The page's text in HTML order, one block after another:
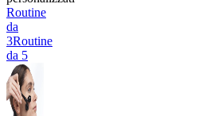
Routine
da
3Routine
da 5